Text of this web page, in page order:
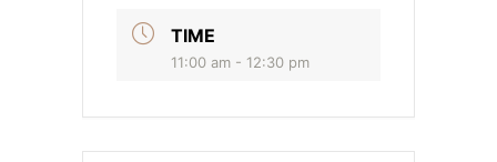
TIME
11:00 am - 12:30 pm